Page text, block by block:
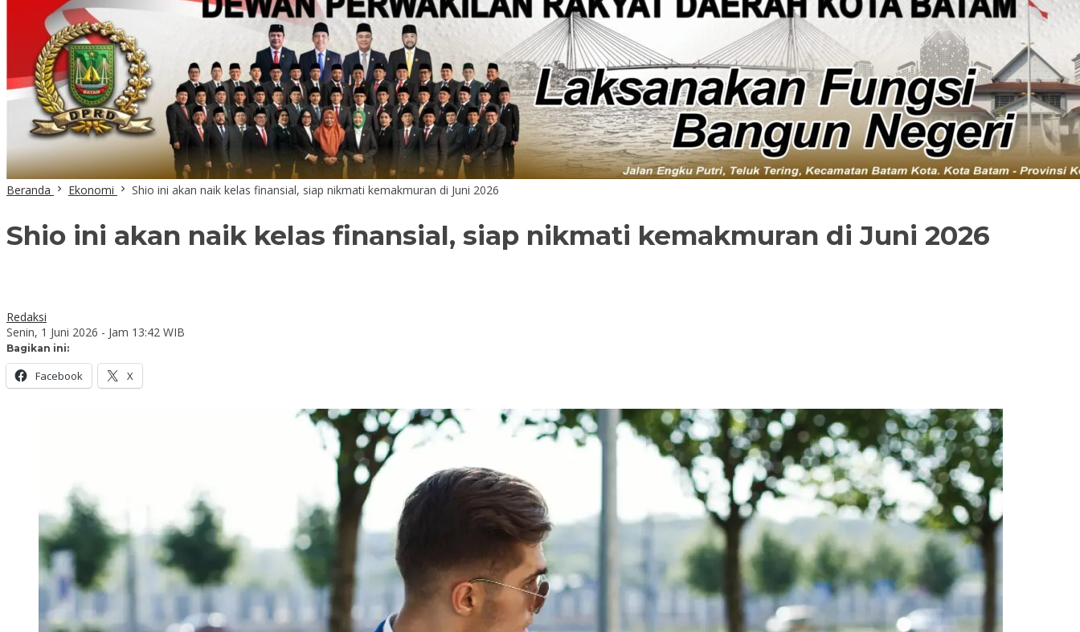
Beranda Ekonomi Shio ini akan naik kelas finansial, siap nikmati kemakmuran di Juni 2026
Shio ini akan naik kelas finansial, siap nikmati kemakmuran di Juni 2026
Redaksi
Senin, 1 Juni 2026 - Jam 13:42 WIB
Bagikan ini:
Facebook X